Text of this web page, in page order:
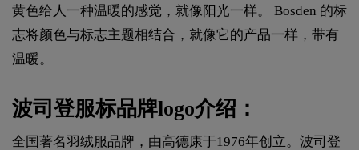
黄色给人一种温暖的感觉，就像阳光一样。 Bosden 的标
志将颜色与标志主题相结合，就像它的产品一样，带有
温暖。
波司登服标品牌logo介绍：
全国著名羽绒服品牌，由高德康于1976年创立。波司登